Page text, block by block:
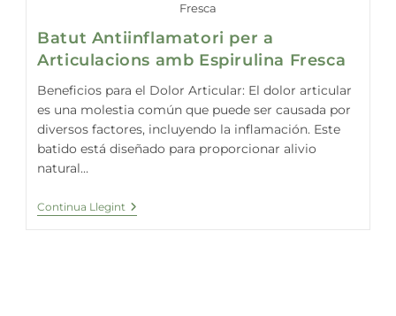
Fresca
Batut Antiinflamatori per a
Articulacions amb Espirulina Fresca
Beneficios para el Dolor Articular: El dolor articular
es una molestia común que puede ser causada por
diversos factores, incluyendo la inflamación. Este
batido está diseñado para proporcionar alivio
natural…
Continua LlegintBatut
Antiinflamatori